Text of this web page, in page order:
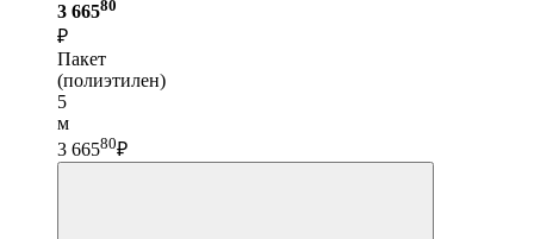
3 66580
₽
Пакет
(полиэтилен)
5
м
3 66580₽